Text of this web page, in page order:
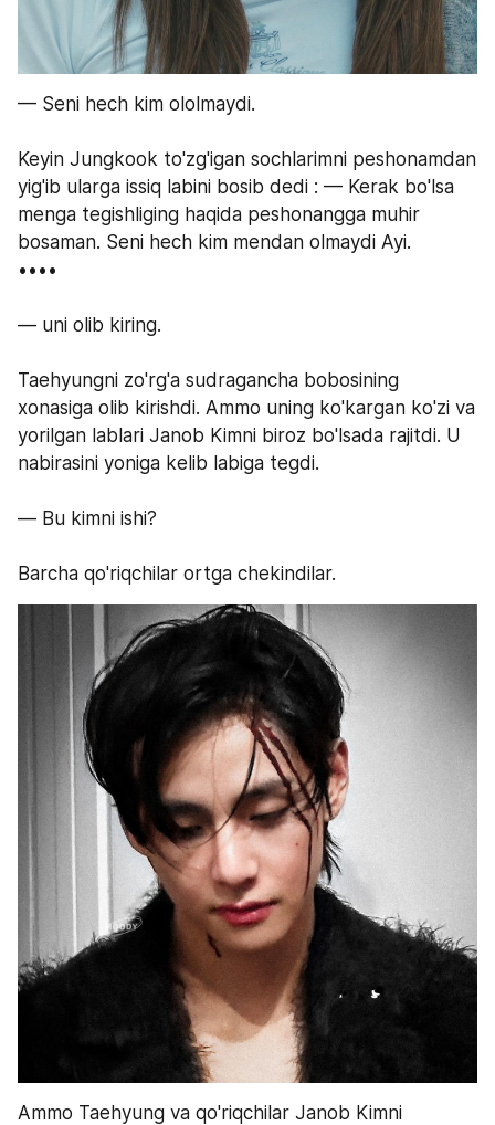
— Seni hech kim ololmaydi.
Keyin Jungkook to'zg'igan sochlarimni peshonamdan
yig'ib ularga issiq labini bosib dedi : — Kerak bo'lsa
menga tegishliging haqida peshonangga muhir
bosaman. Seni hech kim mendan olmaydi Ayi.
ㅤㅤㅤㅤㅤㅤㅤㅤㅤㅤㅤㅤ••••
— uni olib kiring.
Taehyungni zo'rg'a sudragancha bobosining
xonasiga olib kirishdi. Ammo uning ko'kargan ko'zi va
yorilgan lablari Janob Kimni biroz bo'lsada rajitdi. U
nabirasini yoniga kelib labiga tegdi.
— Bu kimni ishi?
Barcha qo'riqchilar ortga chekindilar.
Ammo Taehyung va qo'riqchilar Janob Kimni